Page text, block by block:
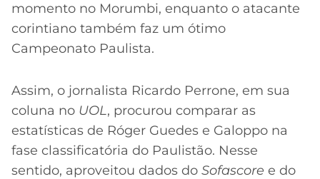
momento no Morumbi, enquanto o atacante
corintiano também faz um ótimo
Campeonato Paulista.
Assim, o jornalista Ricardo Perrone, em sua
coluna no UOL, procurou comparar as
estatísticas de Róger Guedes e Galoppo na
fase classificatória do Paulistão. Nesse
sentido, aproveitou dados do Sofascore e do